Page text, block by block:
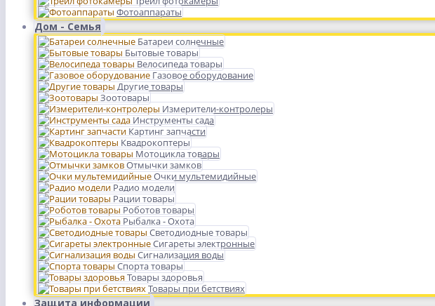
Фотоаппараты
Дом - Семья
Батареи солнечные
Бытовые товары
Велосипеда товары
Газовое оборудование
Другие товары
Зоотовары
Измерители-контролеры
Инструменты сада
Картинг запчасти
Квадрокоптеры
Мотоцикла товары
Отмычки замков
Очки мультемидийные
Радио модели
Рации товары
Роботов товары
Рыбалка - Охота
Светодиодные товары
Сигареты электронные
Сигнализация воды
Спорта товары
Товары здоровья
Товары при бетствиях
Защита информации